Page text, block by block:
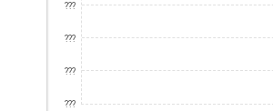
???
???
???
???